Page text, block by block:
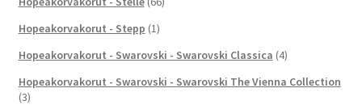
Hopeakorvakorut - Stepp (1)
Hopeakorvakorut - Swarovski - Swarovski Classica (4)
Hopeakorvakorut - Swarovski - Swarovski The Vienna Collection
(3)